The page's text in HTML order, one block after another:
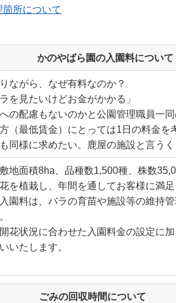
所について
かのやばら園の入園料について
ながら、なぜ有料なのか？
を見たいけどお金がかかる」
の配慮もないのかと公園管理職員一同
（最低賃金）にとっては1日の料金を
同様に求めたい。鹿屋の施設と言う
地面積8ha、品種数1,500種、株数
を植栽し、年間を通してお客様に満
園料は、バラの育苗や施設等の維持
花状況に合わせた入園料金の設定に
いたします。
ごみの回収時間について